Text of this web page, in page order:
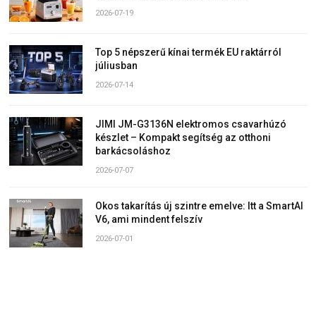
2026-07-19
Top 5 népszerű kínai termék EU raktárról
júliusban
2026-07-14
JIMI JM-G3136N elektromos csavarhúzó
készlet – Kompakt segítség az otthoni
barkácsoláshoz
2026-07-07
Okos takarítás új szintre emelve: Itt a SmartAI
V6, ami mindent felszív
2026-07-01